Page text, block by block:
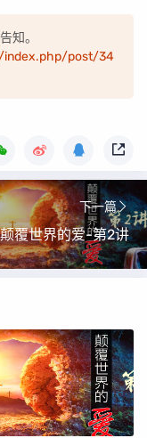
知。
index.php/post/34
下一篇
颠覆世界的爱-第2讲